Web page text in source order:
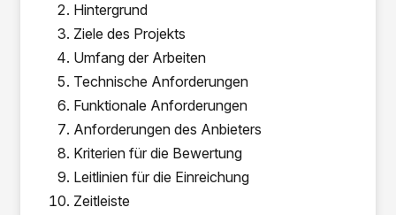
Hintergrund
Ziele des Projekts
Umfang der Arbeiten
Technische Anforderungen
Funktionale Anforderungen
Anforderungen des Anbieters
Kriterien für die Bewertung
Leitlinien für die Einreichung
Zeitleiste